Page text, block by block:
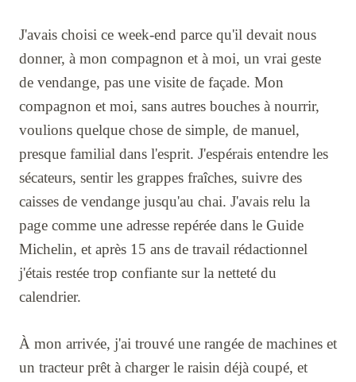
J'avais choisi ce week-end parce qu'il devait nous
donner, à mon compagnon et à moi, un vrai geste
de vendange, pas une visite de façade. Mon
compagnon et moi, sans autres bouches à nourrir,
voulions quelque chose de simple, de manuel,
presque familial dans l'esprit. J'espérais entendre les
sécateurs, sentir les grappes fraîches, suivre des
caisses de vendange jusqu'au chai. J'avais relu la
page comme une adresse repérée dans le Guide
Michelin, et après 15 ans de travail rédactionnel
j'étais restée trop confiante sur la netteté du
calendrier.
À mon arrivée, j'ai trouvé une rangée de machines et
un tracteur prêt à charger le raisin déjà coupé, et